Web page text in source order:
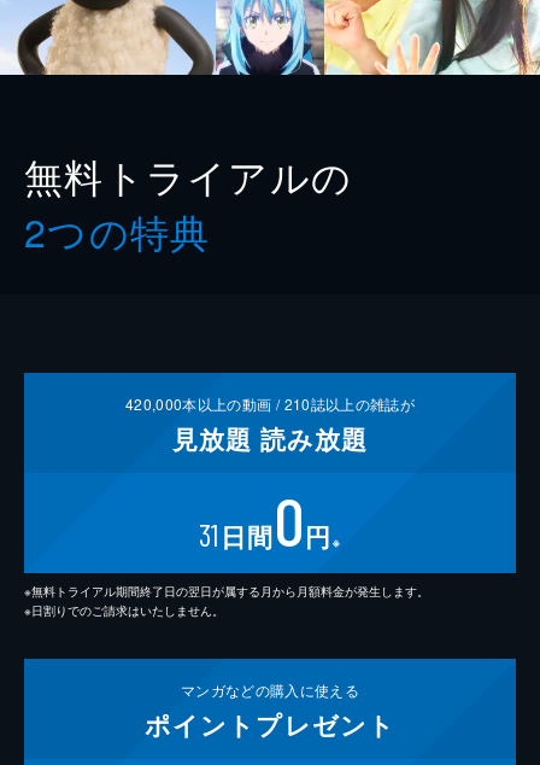
無料トライアルの
2つの特典
420,000本以上の動画 /210誌以上の雑誌が
見放題 読み放題
31 日間0円 ※
※無料トライアル期間終了日の翌日が属する月から月額料金が発生します。
※日割りでのご請求はいたしません。
マンガなどの購入に使える
ポイント プレゼント